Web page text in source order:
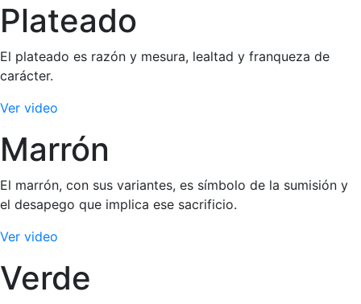
Plateado
El plateado es razón y mesura, lealtad y franqueza de
carácter.
Ver video
Marrón
El marrón, con sus variantes, es símbolo de la sumisión y
el desapego que implica ese sacrificio.
Ver video
Verde